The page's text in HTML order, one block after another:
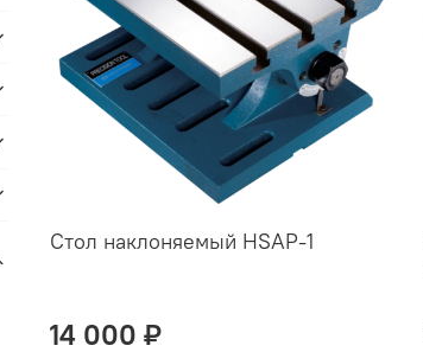
Стол наклоняемый HSAP-1
14 000 ₽